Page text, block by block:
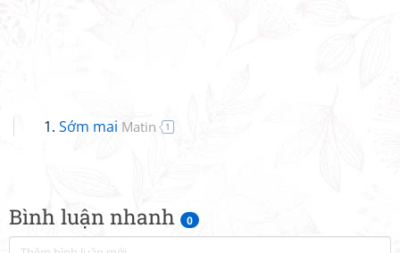
Bình luận nhanh 0
Sớm mai Matin 1